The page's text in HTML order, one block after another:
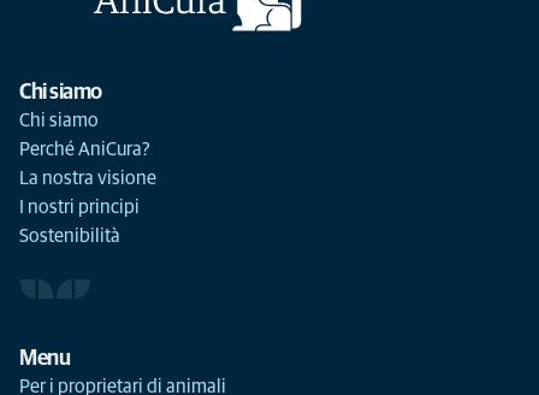
Chi siamo
Chi siamo
Perché AniCura?
La nostra visione
I nostri principi
Sostenibilità
Menu
Per i proprietari di animali